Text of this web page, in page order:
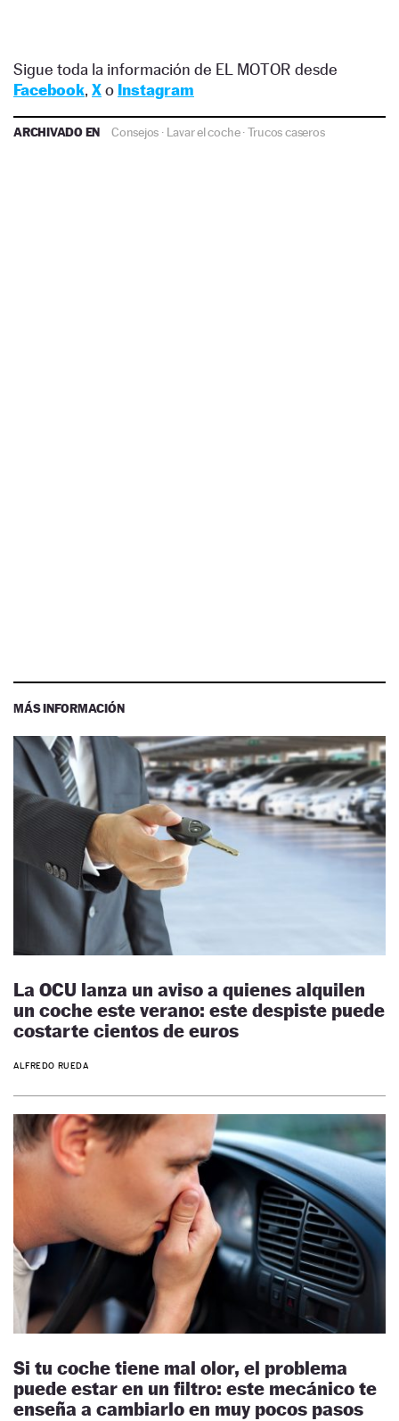
Sigue toda la información de EL MOTOR desde
Facebook, Xo Instagram
ARCHIVADO EN Consejos · Lavar el coche·Trucos caseros
MÁS INFORMACIÓN
La OCU lanza un aviso a quienes alquilen
un coche este verano: este despiste puede
costarte cientos de euros
ALFREDO RUEDA
Si tu coche tiene mal olor, el problema
puede estar en un filtro: este mecánico te
enseña a cambiarlo en muy pocos pasos